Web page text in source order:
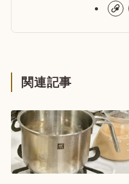
関連記事